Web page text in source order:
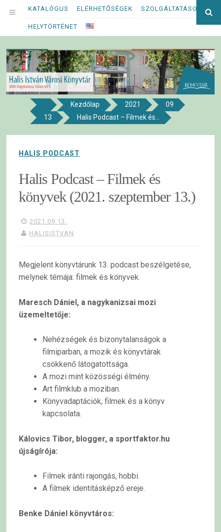
Megszakítás
OPEN
MENU
KATALÓGUS ELÉRHETŐSÉGEK SZOLGÁLTATÁSOK
HELYTÖRTÉNET
Halis István Városi Könyvtár
8800 NAGYKANIZSA, KÁLVIN TÉR 5.
Kezdőlap 2021
09
13
Halis Podcast – Filmek és...
HALIS PODCAST
Halis Podcast – Filmek és
könyvek (2021. szeptember 13.)
2021.09.13.
HALISISTVAN
Megjelent könyvtárunk 13. podcast beszélgetése,
melynek témája: filmek és könyvek.
Maresch Dániel, a nagykanizsai mozi
üzemeltetője:
Nehézségek és bizonytalanságok a
filmiparban, a mozik és könyvtárak
csökkenő látogatottsága.
A mozi mint közösségi élmény.
Art filmklub a moziban.
Könyvadaptációk, filmek és a könyv
kapcsolata.
Kálovics Tibor, blogger, a sportfaktor.hu
újságírója:
Filmek iránti rajongás, hobbi.
A filmek identitásképző ereje.
Benke Dániel könyvtáros: